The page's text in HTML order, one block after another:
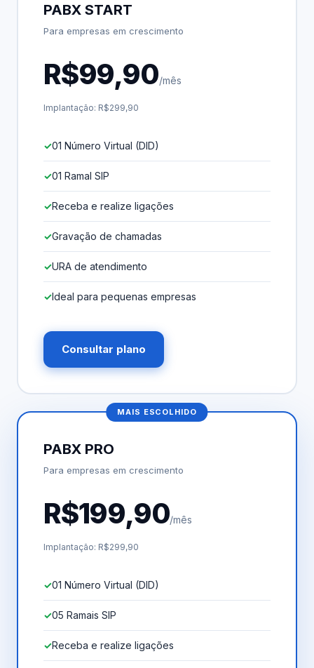
PABX START
Para empresas em crescimento
R$99,90/mês
Implantação: R$299,90
01 Número Virtual (DID)
01 Ramal SIP
Receba e realize ligações
Gravação de chamadas
URA de atendimento
Ideal para pequenas empresas
Consultar plano
MAIS ESCOLHIDO
PABX PRO
Para empresas em crescimento
R$199,90/mês
Implantação: R$299,90
01 Número Virtual (DID)
05 Ramais SIP
Receba e realize ligações